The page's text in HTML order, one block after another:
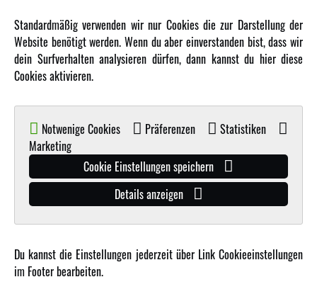
BRUSHLESS MOTOR 3660 3000KV
Mehr Informationen
Standardmäßig verwenden wir nur Cookies die zur Darstellung der
Website benötigt werden. Wenn du aber einverstanden bist, dass wir
dein Surfverhalten analysieren dürfen, dann kannst du hier diese
Cookies aktivieren.
Notwenige Cookies Präferenzen
Statistiken
Marketing
Cookie Einstellungen speichern
Details anzeigen
Du kannst die Einstellungen jederzeit über Link Cookieeinstellungen
im Footer bearbeiten.